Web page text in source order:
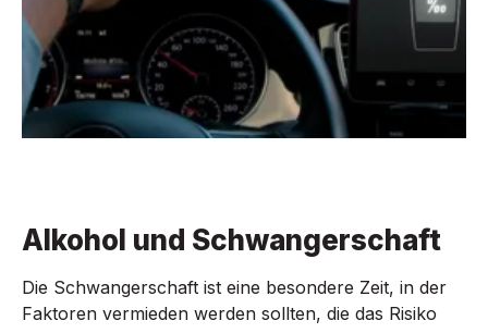
Alkohol und Schwangerschaft
Die Schwangerschaft ist eine besondere Zeit, in der
Faktoren vermieden werden sollten, die das Risiko